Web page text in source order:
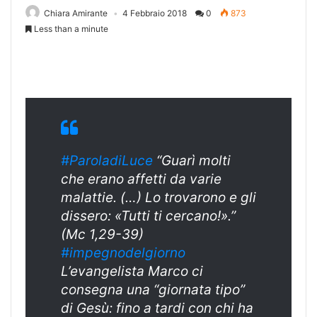
Chiara Amirante 4 Febbraio 2018 0
873
Less than a minute
#ParoladiLuce “Guarì molti
che erano affetti da varie
malattie. (…) Lo trovarono e gli
dissero: «Tutti ti cercano!».”
(Mc 1,29-39)
#impegnodelgiorno
L’evangelista Marco ci
consegna una “giornata tipo”
di Gesù: fino a tardi con chi ha